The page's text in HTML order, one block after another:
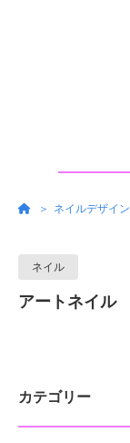
ネイルデザイン
ネイル
アートネイル
カテゴリー